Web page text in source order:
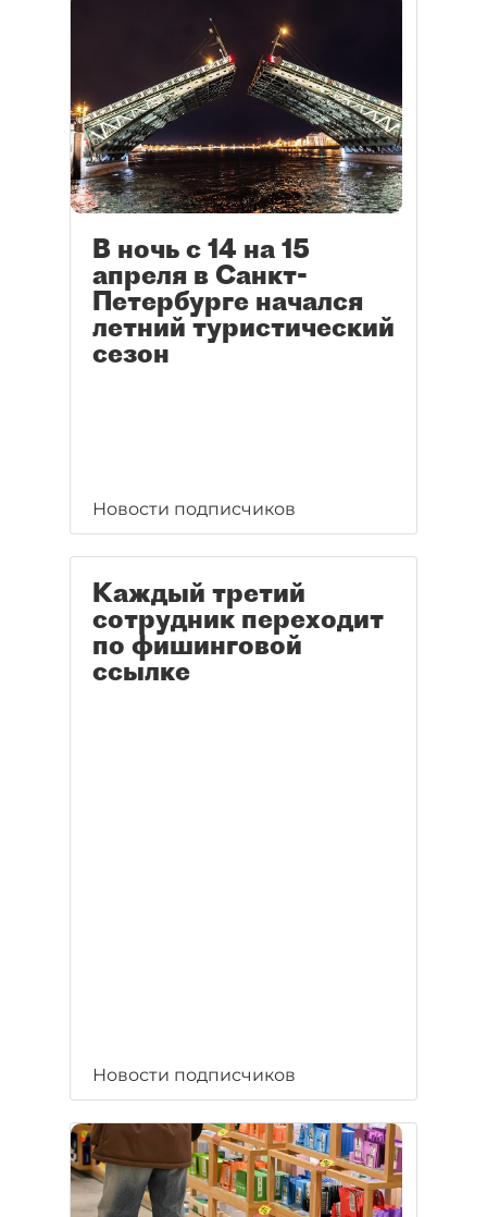
В ночь с 14 на 15
апреля в Санкт-
Петербурге начался
летний туристический
сезон
Новости подписчиков
Каждый третий
сотрудник переходит
по фишинговой
ссылке
Новости подписчиков